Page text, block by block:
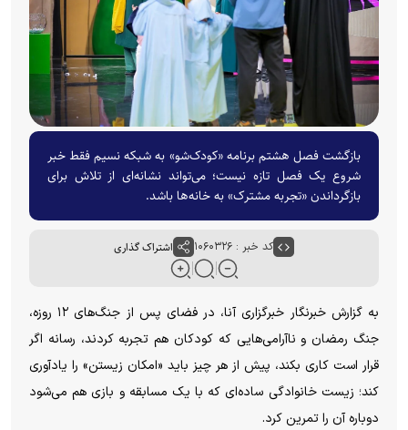
بازگشت فصل هشتم برنامه «کودک‌شو» به شبکه نسیم فقط خبر
شروع یک فصل تازه نیست؛ می‌تواند نشانه‌ای از تلاش برای
بازگرداندن «تجربه مشترک» به خانه‌ها باشد.
کد خبر : ۱۰۶۰۳۲۶ اشتراک گذاری
به گزارش خبرنگار خبرگزاری آنا، در فضای پس از جنگ‌های ۱۲ روزه،
جنگ رمضان و ناآرامی‌هایی که کودکان هم تجربه کردند، رسانه اگر
قرار است کاری بکند، پیش از هر چیز باید «امکان زیستن» را یادآوری
کند؛ زیست خانوادگی ساده‌ای که با یک مسابقه و بازی هم می‌شود
دوباره آن را تمرین کرد.